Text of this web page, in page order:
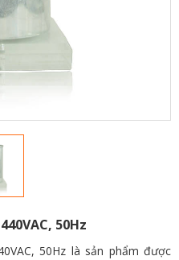
50Hz
50Hz là sản phẩm được